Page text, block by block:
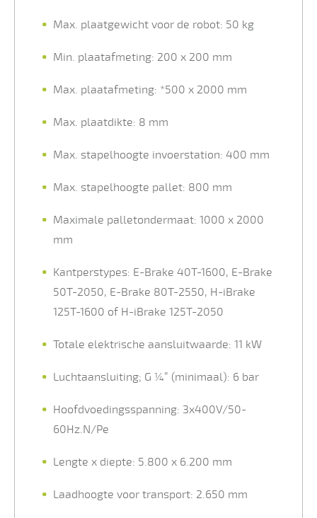
Max. plaatgewicht voor de robot: 50 kg
Min. plaatafmeting: 200 x 200 mm
Max. plaatafmeting: *500 x 2000 mm
Max. plaatdikte: 8 mm
Max. stapelhoogte invoerstation: 400 mm
Max. stapelhoogte pallet: 800 mm
Maximale palletondermaat: 1000 x 2000
mm
Kantperstypes: E-Brake 40T-1600, E-Brake
50T-2050, E-Brake 80T-2550, H-iBrake
125T-1600 of H-iBrake 125T-2050
Totale elektrische aansluitwaarde: 11 kW
Luchtaansluiting; G ¼” (minimaal): 6 bar
Hoofdvoedingsspanning: 3x400V/50-
60Hz.N/Pe
Lengte x diepte: 5.800 x 6.200 mm
Laadhoogte voor transport: 2.650 mm